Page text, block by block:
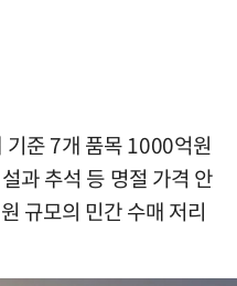
기준 7개 품목 1000억원
과 추석 등 명절 가격 안
규모의 민간 수매 저리